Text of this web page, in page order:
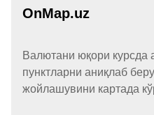
OnMap.uz
Валютани юқори курсда
пунктларни аниқлаб
жойлашувини картада